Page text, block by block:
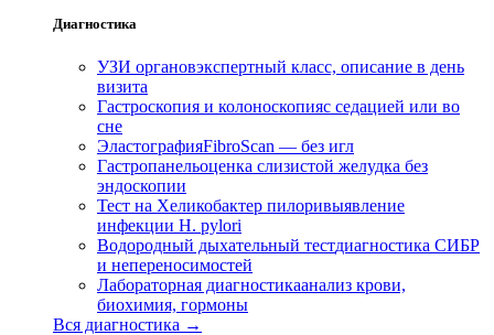
Диагностика
УЗИ органовэкспертный класс, описание в день
визита
Гастроскопия и колоноскопияс седацией или во
сне
ЭластографияFibroScan — без игл
Гастропанельоценка слизистой желудка без
эндоскопии
Тест на Хеликобактер пилоривыявление
инфекции H. pylori
Водородный дыхательный тестдиагностика СИБР
и непереносимостей
Лабораторная диагностикаанализ крови,
биохимия, гормоны
Вся диагностика →